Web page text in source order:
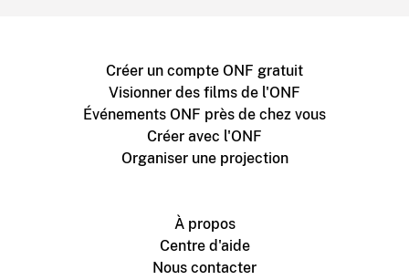
Créer un compte ONF gratuit
Visionner des films de l'ONF
Événements ONF près de chez vous
Créer avec l'ONF
Organiser une projection
À propos
Centre d'aide
Nous contacter